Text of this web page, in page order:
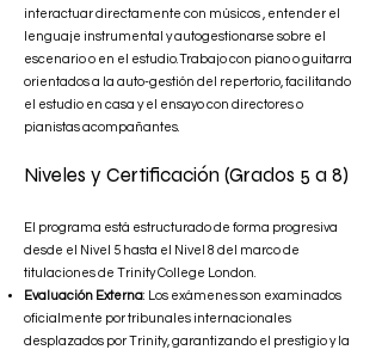
interactuar directamente con músicos , entender el
lenguaje instrumental y autogestionarse sobre el
escenario o en el estudio.Trabajo con piano o guitarra
orientados a la auto-gestión del repertorio, facilitando
el estudio en casa y el ensayo con directores o
pianistas acompañantes.
Niveles y Certificación (Grados 5 a 8)
El programa está estructurado de forma progresiva
desde el Nivel 5 hasta el Nivel 8 del marco de
titulaciones de Trinity College London.
Evaluación Externa: Los exámenes son examinados
oficialmente por tribunales internacionales
desplazados por Trinity, garantizando el prestigio y la